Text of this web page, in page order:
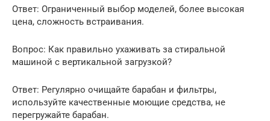
Ответ: Ограниченный выбор моделей, более высокая
цена, сложность встраивания.
Вопрос: Как правильно ухаживать за стиральной
машиной с вертикальной загрузкой?
Ответ: Регулярно очищайте барабан и фильтры,
используйте качественные моющие средства, не
перегружайте барабан.